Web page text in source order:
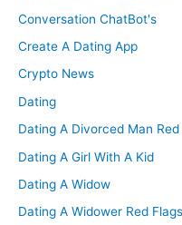
Conversation ChatBot's
Create A Dating App
Crypto News
Dating
Dating A Divorced Man Red
Dating A Girl With A Kid
Dating A Widow
Dating A Widower Red Flags